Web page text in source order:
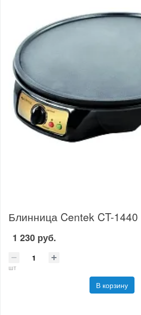
Блинница Centek CT-
1 230 руб.
шт
В корзину